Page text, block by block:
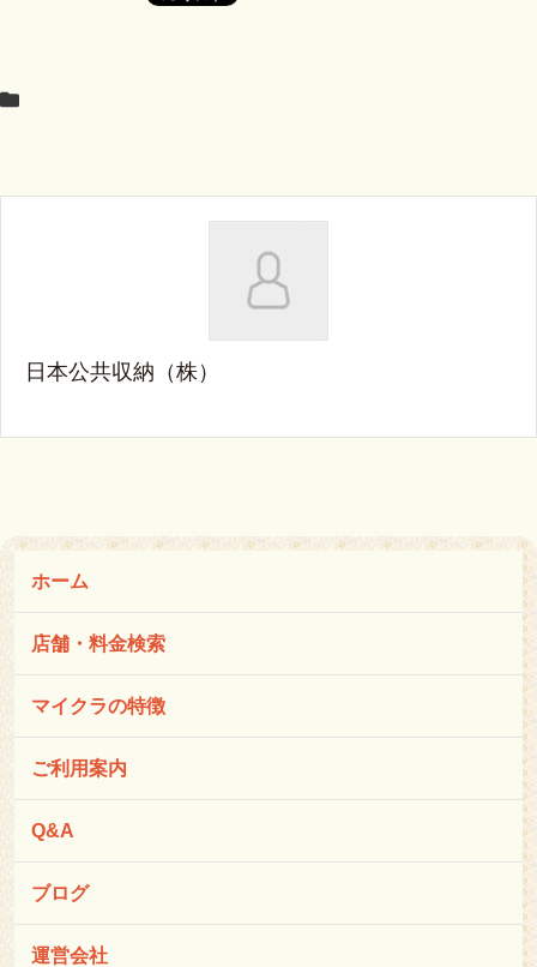
日本公共収納（株）
ホーム
店舗・料金検索
マイクラの特徴
ご利用案内
Q&A
ブログ
運営会社